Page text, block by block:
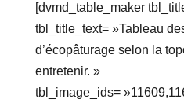
[dvmd_table_maker
tbl_title_text= »Tableau
d’écopâturage selon la
entretenir. »
tbl_image_ids=